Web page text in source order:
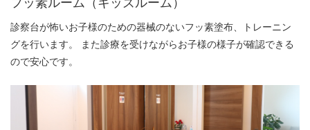
診察台が怖いお子様のための器械のないフッ素塗布、トレーニン
グを行います。 また診療を受けながらお子様の様子が確認できる
ので安心です。